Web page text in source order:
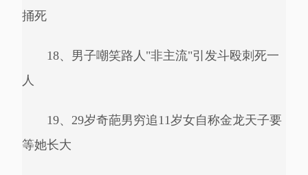
捅死
18、男子嘲笑路人"非主流"引发斗殴刺死一
人
19、29岁奇葩男穷追11岁女自称金龙天子要
等她长大